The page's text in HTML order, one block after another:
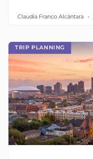
Claudia Franco Alcántara
TRIP PLANNING